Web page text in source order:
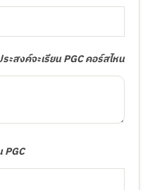
สงค์จะเรียน PGC คอร์สไหน
PGC